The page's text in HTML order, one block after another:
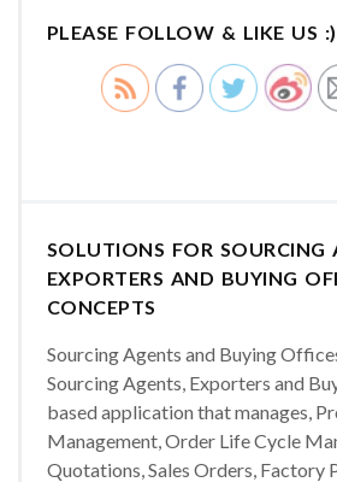
PLEASE FOLLOW & LIKE US :)
SOLUTIONS FOR SOURCING
EXPORTERS AND BUYING
CONCEPTS
Sourcing Agents and Buying
Sourcing Agents, Exporters and
based application that manages,
Management, Order Life Cycle
Quotations, Sales Orders, Factory